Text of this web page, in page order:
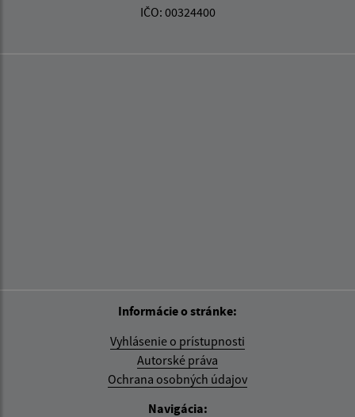
IČO: 00324400
Informácie o stránke:
Vyhlásenie o prístupnosti
Autorské práva
Ochrana osobných údajov
Navigácia: